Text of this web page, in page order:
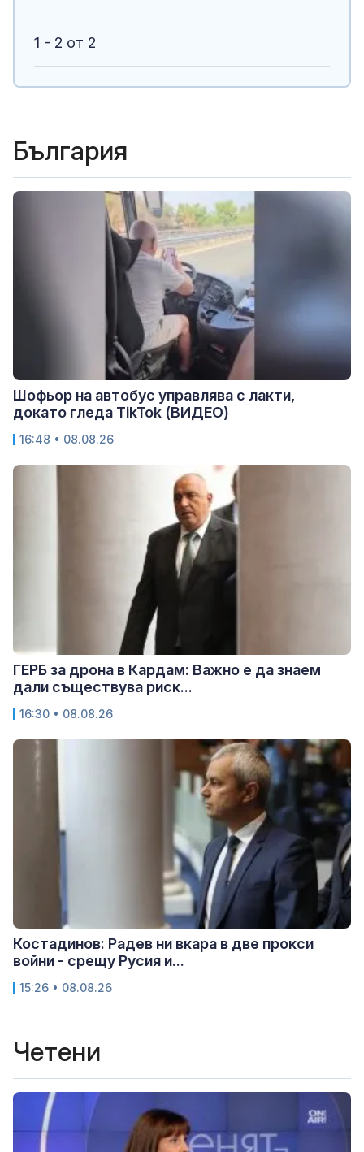
1 - 2 от 2
България
Шофьор на автобус управлява с лакти,
докато гледа TikTok (ВИДЕО)
16:48 • 08.08.26
ГЕРБ за дрона в Кардам: Важно е да знаем
дали съществува риск...
16:30 • 08.08.26
Костадинов: Радев ни вкара в две прокси
войни - срещу Русия и...
15:26 • 08.08.26
Четени